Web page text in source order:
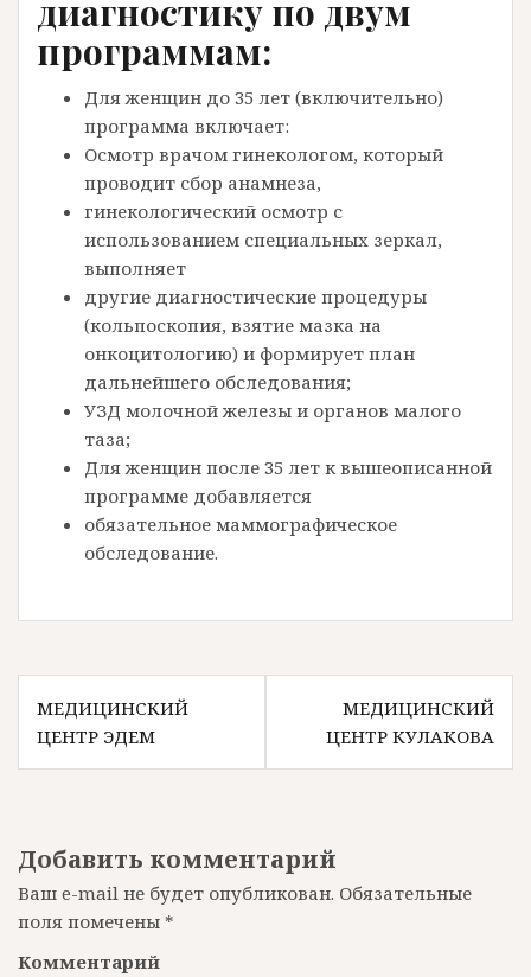
диагностику по двум
программам:
Для женщин до 35 лет (включительно)
программа включает:
Осмотр врачом гинекологом, который
проводит сбор анамнеза,
гинекологический осмотр с
использованием специальных зеркал,
выполняет
другие диагностические процедуры
(кольпоскопия, взятие мазка на
онкоцитологию) и формирует план
дальнейшего обследования;
УЗД молочной железы и органов малого
таза;
Для женщин после 35 лет к вышеописанной
программе добавляется
обязательное маммографическое
обследование.
Н
а
г
а
ц
МЕДИЦИНСКИЙ
ЦЕНТР КУЛАКОВА
МЕДИЦИНСКИЙ
ЦЕНТР ЭДЕМ
Добавить комментарий
Ваш e-mail не будет опубликован. Обязательные
поля помечены *
Комментарий